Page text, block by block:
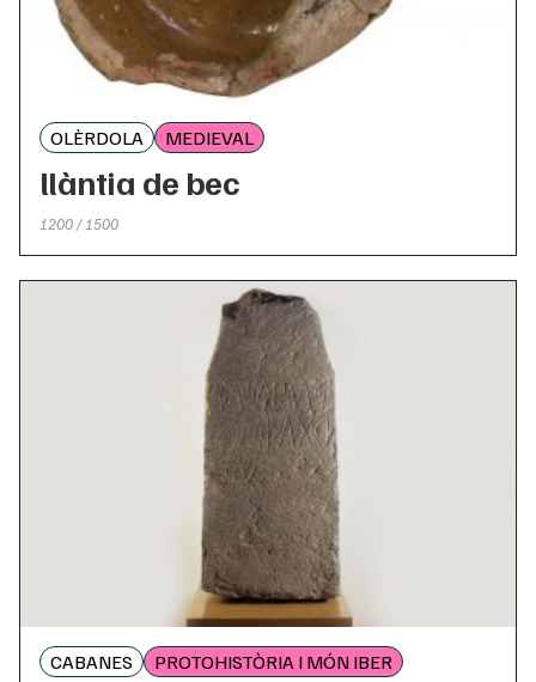
OLÈRDOLA MEDIEVAL
llàntia de bec
1200 / 1500
CABANES PROTOHISTÒRIA I MÓN IBER